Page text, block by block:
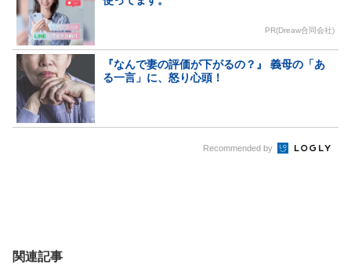
PR(Dreaw合同会社)
『なんで妻の評価が下がるの？』 義母の「あ
る一言」に、怒り心頭！
Recommended by
関連記事